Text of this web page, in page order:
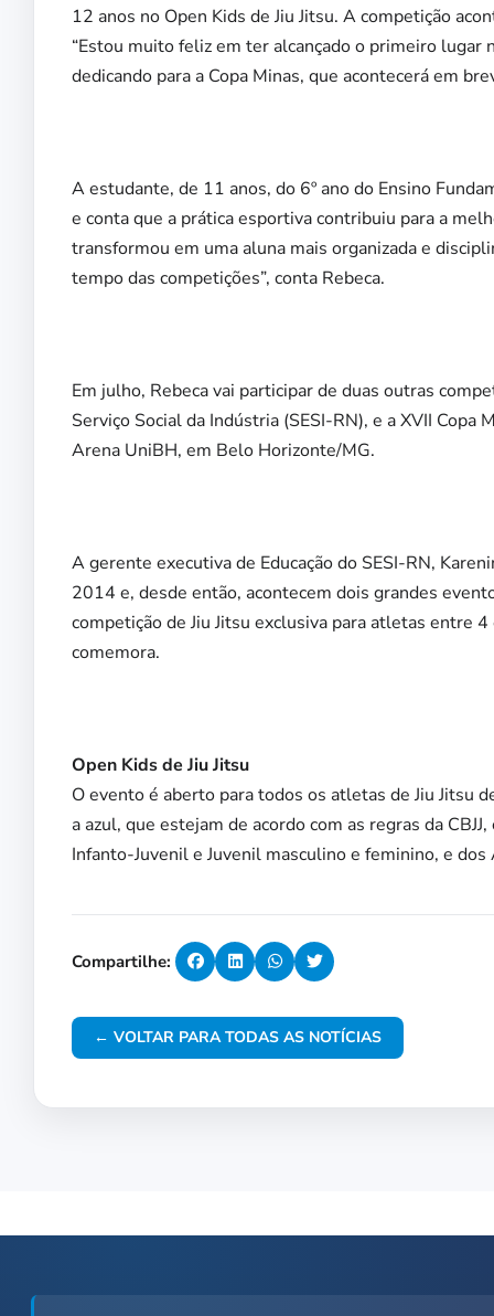
12 anos no Open Kids de Jiu Jitsu. A competição
“Estou muito feliz em ter alcançado o primeiro
dedicando para a Copa Minas, que acontecerá em
A estudante, de 11 anos, do 6º ano do Ensino
e conta que a prática esportiva contribuiu para a
transformou em uma aluna mais organizada e
tempo das competições”, conta Rebeca.
Em julho, Rebeca vai participar de duas outras
Serviço Social da Indústria (SESI-RN), e a XVII
Arena UniBH, em Belo Horizonte/MG.
A gerente executiva de Educação do SESI-RN,
2014 e, desde então, acontecem dois grandes
competição de Jiu Jitsu exclusiva para atletas entre
comemora.
Open Kids de Jiu Jitsu
O evento é aberto para todos os atletas de Jiu Jitsu
a azul, que estejam de acordo com as regras da
Infanto-Juvenil e Juvenil masculino e feminino, e
Compartilhe:
← VOLTAR PARA TODAS AS NOTÍCIAS